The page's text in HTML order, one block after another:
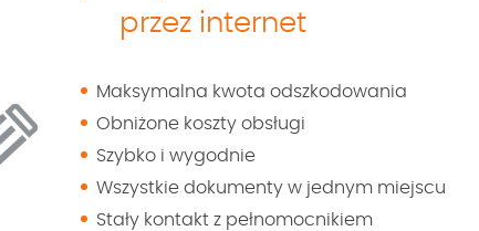
przez internet
Maksymalna kwota odszkodowania
Obniżone koszty obsługi
Szybko i wygodnie
Wszystkie dokumenty w jednym miejscu
Stały kontakt z pełnomocnikiem